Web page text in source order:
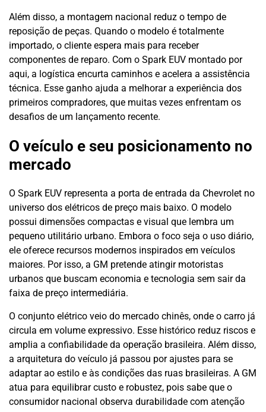
Além disso, a montagem nacional reduz o tempo de
reposição de peças. Quando o modelo é totalmente
importado, o cliente espera mais para receber
componentes de reparo. Com o Spark EUV montado por
aqui, a logística encurta caminhos e acelera a assistência
técnica. Esse ganho ajuda a melhorar a experiência dos
primeiros compradores, que muitas vezes enfrentam os
desafios de um lançamento recente.
O veículo e seu posicionamento no
mercado
O Spark EUV representa a porta de entrada da Chevrolet no
universo dos elétricos de preço mais baixo. O modelo
possui dimensões compactas e visual que lembra um
pequeno utilitário urbano. Embora o foco seja o uso diário,
ele oferece recursos modernos inspirados em veículos
maiores. Por isso, a GM pretende atingir motoristas
urbanos que buscam economia e tecnologia sem sair da
faixa de preço intermediária.
O conjunto elétrico veio do mercado chinês, onde o carro já
circula em volume expressivo. Esse histórico reduz riscos e
amplia a confiabilidade da operação brasileira. Além disso,
a arquitetura do veículo já passou por ajustes para se
adaptar ao estilo e às condições das ruas brasileiras. A GM
atua para equilibrar custo e robustez, pois sabe que o
consumidor nacional observa durabilidade com atenção